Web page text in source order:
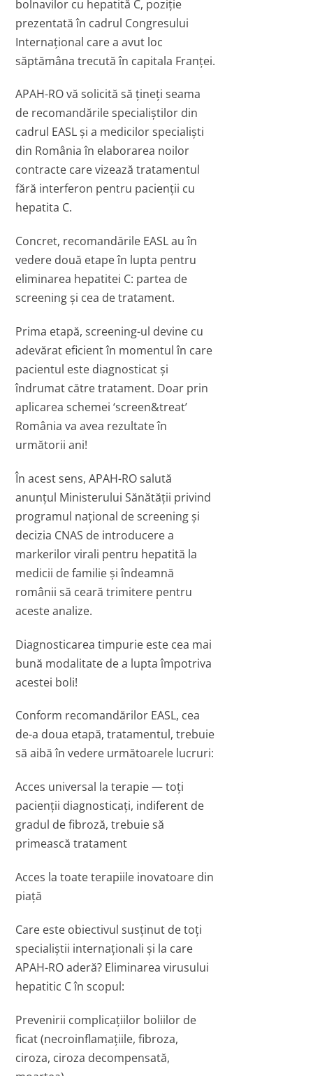
bolnavilor cu hepatită C, poziție
prezentată în cadrul Congresului
Internațional care a avut loc
săptămâna trecută în capitala Franței.
APAH-RO vă solicită să țineți seama
de recomandările specialiștilor din
cadrul EASL și a medicilor specialiști
din România în elaborarea noilor
contracte care vizează tratamentul
fără interferon pentru pacienții cu
hepatita C.
Concret, recomandările EASL au în
vedere două etape în lupta pentru
eliminarea hepatitei C: partea de
screening și cea de tratament.
Prima etapă, screening-ul devine cu
adevărat eficient în momentul în care
pacientul este diagnosticat și
îndrumat către tratament. Doar prin
aplicarea schemei ‘screen&treat’
România va avea rezultate în
următorii ani!
În acest sens, APAH-RO salută
anunțul Ministerului Sănătății privind
programul național de screening și
decizia CNAS de introducere a
markerilor virali pentru hepatită la
medicii de familie și îndeamnă
românii să ceară trimitere pentru
aceste analize.
Diagnosticarea timpurie este cea mai
bună modalitate de a lupta împotriva
acestei boli!
Conform recomandărilor EASL, cea
de-a doua etapă, tratamentul, trebuie
să aibă în vedere următoarele lucruri:
Acces universal la terapie — toți
pacienții diagnosticați, indiferent de
gradul de fibroză, trebuie să
primească tratament
Acces la toate terapiile inovatoare din
piață
Care este obiectivul susținut de toți
specialiștii internaționali și la care
APAH-RO aderă? Eliminarea virusului
hepatitic C în scopul:
Prevenirii complicațiilor boliilor de
ficat (necroinflamațiile, fibroza,
ciroza, ciroza decompensată,